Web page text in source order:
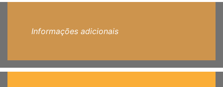
Informações adicionais